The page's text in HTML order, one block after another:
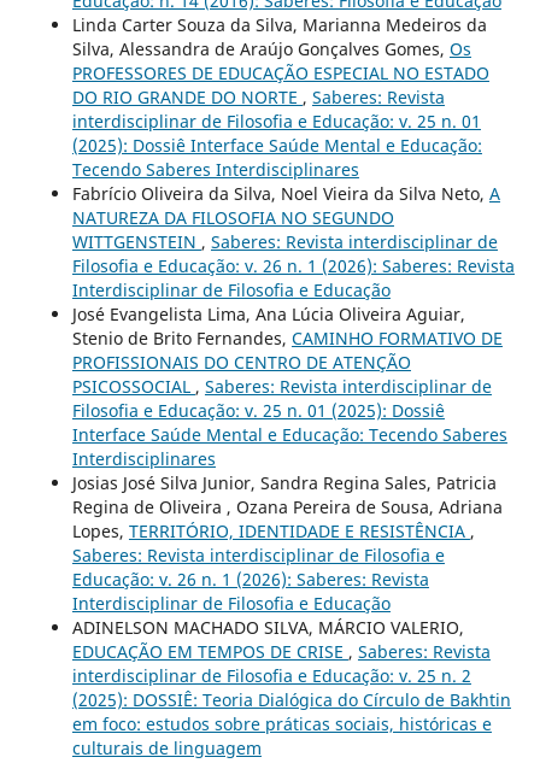
Linda Carter Souza da Silva, Marianna Medeiros da
Silva, Alessandra de Araújo Gonçalves Gomes, Os
PROFESSORES DE EDUCAÇÃO ESPECIAL NO ESTADO
DO RIO GRANDE DO NORTE , Saberes: Revista
interdisciplinar de Filosofia e Educação: v. 25 n. 01
(2025): Dossiê Interface Saúde Mental e Educação:
Tecendo Saberes Interdisciplinares
Fabrício Oliveira da Silva, Noel Vieira da Silva Neto, A
NATUREZA DA FILOSOFIA NO SEGUNDO
WITTGENSTEIN , Saberes: Revista interdisciplinar de
Filosofia e Educação: v. 26 n. 1 (2026): Saberes: Revista
Interdisciplinar de Filosofia e Educação
José Evangelista Lima, Ana Lúcia Oliveira Aguiar,
Stenio de Brito Fernandes, CAMINHO FORMATIVO DE
PROFISSIONAIS DO CENTRO DE ATENÇÃO
PSICOSSOCIAL , Saberes: Revista interdisciplinar de
Filosofia e Educação: v. 25 n. 01 (2025): Dossiê
Interface Saúde Mental e Educação: Tecendo Saberes
Interdisciplinares
Josias José Silva Junior, Sandra Regina Sales, Patricia
Regina de Oliveira , Ozana Pereira de Sousa, Adriana
Lopes, TERRITÓRIO, IDENTIDADE E RESISTÊNCIA ,
Saberes: Revista interdisciplinar de Filosofia e
Educação: v. 26 n. 1 (2026): Saberes: Revista
Interdisciplinar de Filosofia e Educação
ADINELSON MACHADO SILVA, MÁRCIO VALERIO,
EDUCAÇÃO EM TEMPOS DE CRISE , Saberes: Revista
interdisciplinar de Filosofia e Educação: v. 25 n. 2
(2025): DOSSIÊ: Teoria Dialógica do Círculo de Bakhtin
em foco: estudos sobre práticas sociais, históricas e
culturais de linguagem